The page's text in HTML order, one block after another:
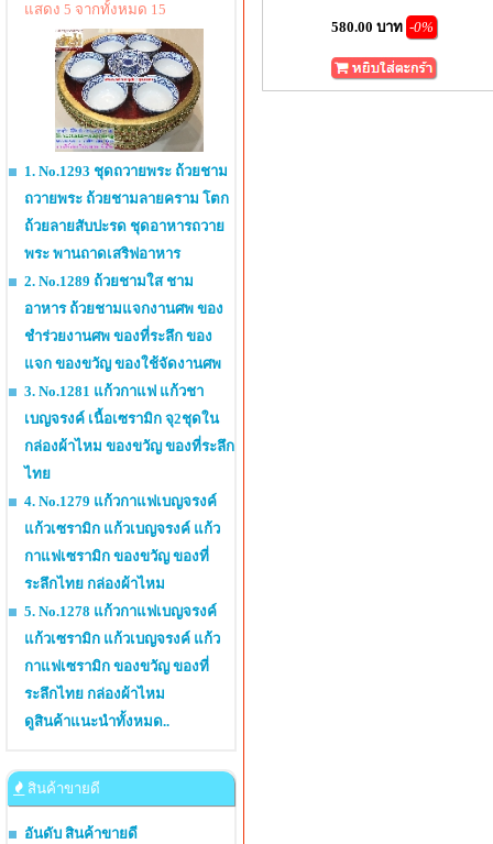
แสดง 5 จากทั้งหมด 15
1. No.1293 ชุดถวายพระ ถ้วยชาม
ถวายพระ ถ้วยชามลายคราม โตก
ถ้วยลายสับปะรด ชุดอาหารถวาย
พระ พานถาดเสริฟอาหาร
2. No.1289 ถ้วยชามใส ชาม
อาหาร ถ้วยชามแจกงานศพ ของ
ชำร่วยงานศพ ของที่ระลึก ของ
แจก ของขวัญ ของใช้จัดงานศพ
3. No.1281 แก้วกาแฟ แก้วชา
เบญจรงค์ เนื้อเซรามิก จุ2ชุดใน
กล่องผ้าไหม ของขวัญ ของที่ระลึก
ไทย
4. No.1279 แก้วกาแฟเบญจรงค์
แก้วเซรามิก แก้วเบญจรงค์ แก้ว
กาแฟเซรามิก ของขวัญ ของที่
ระลึกไทย กล่องผ้าไหม
5. No.1278 แก้วกาแฟเบญจรงค์
แก้วเซรามิก แก้วเบญจรงค์ แก้ว
กาแฟเซรามิก ของขวัญ ของที่
ระลึกไทย กล่องผ้าไหม
ดูสินค้าแนะนำทั้งหมด..
สินค้าขายดี
อันดับ สินค้าขายดี
580.00 บาท -0%